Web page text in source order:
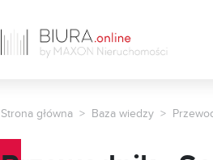
Strona główna Baza wiedzy